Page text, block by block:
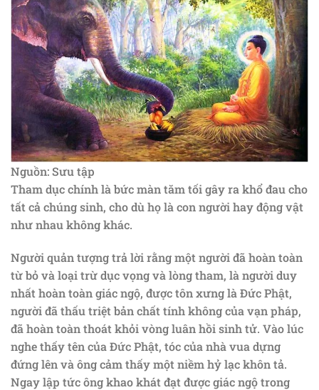
Nguồn: Sưu tập
Tham dục chính là bức màn tăm tối gây ra khổ đau cho
tất cả chúng sinh, cho dù họ là con người hay động vật
như nhau không khác.
Người quản tượng trả lời rằng một người đã hoàn toàn
từ bỏ và loại trừ dục vọng và lòng tham, là người duy
nhất hoàn toàn giác ngộ, được tôn xưng là Đức Phật,
người đã thấu triệt bản chất tính không của vạn pháp,
đã hoàn toàn thoát khỏi vòng luân hồi sinh tử. Vào lúc
nghe thấy tên của Đức Phật, tóc của nhà vua dựng
đứng lên và ông cảm thấy một niềm hỷ lạc khôn tả.
Ngay lập tức ông khao khát đạt được giác ngộ trong